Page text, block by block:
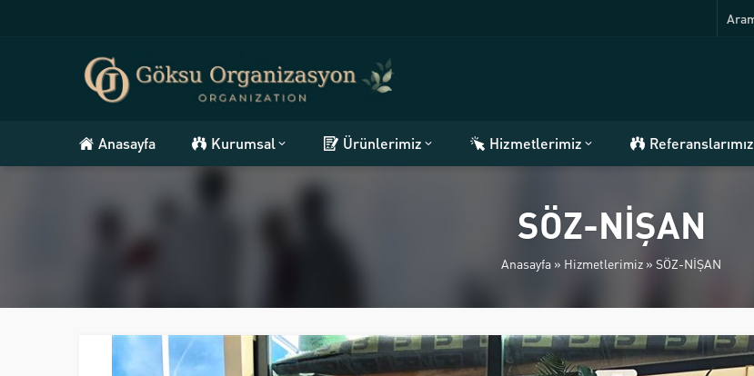
Anasayfa Kurumsal Ürünlerimiz Hizmetlerimiz Referanslarımız
SÖZ-NİŞAN
Anasayfa » Hizmetlerimiz » SÖZ-NİŞAN